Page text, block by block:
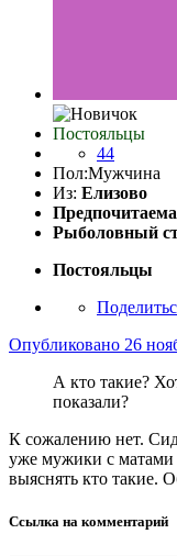
Постояльцы
44
Пол:Мужчина
Из: Елизово
Рыболовный
Постояльцы
Опубликовано 26
А кто такие?
показали?
К сожалению нет.
уже мужики с матами
выяснять кто такие.
Ссылка на комментарий